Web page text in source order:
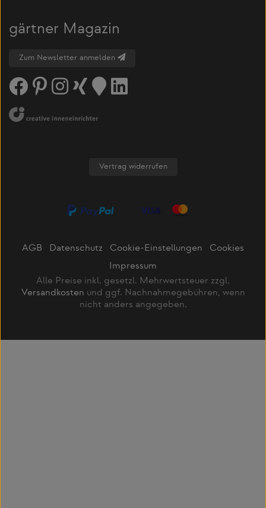
gärtner Magazin
Zum Newsletter anmelden
Vertrag widerrufen
AGB Datenschutz Cookie-Einstellungen
Cookies
Impressum
Alle Preise inkl. gesetzl. Mehrwertsteuer zzgl.
Versandkosten und ggf. Nachnahmegebühren, wenn
nicht anders angegeben.